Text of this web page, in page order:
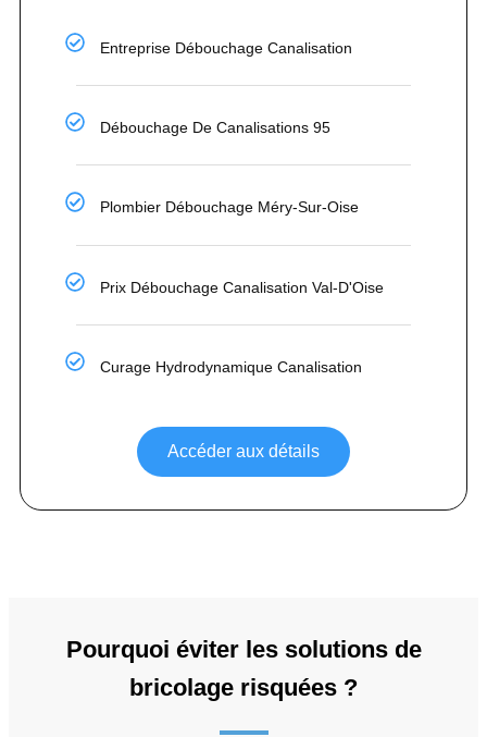
Entreprise Débouchage Canalisation
Débouchage De Canalisations 95
Plombier Débouchage Méry-Sur-Oise
Prix Débouchage Canalisation Val-D'Oise
Curage Hydrodynamique Canalisation
Accéder aux détails
Pourquoi éviter les solutions de
bricolage risquées ?